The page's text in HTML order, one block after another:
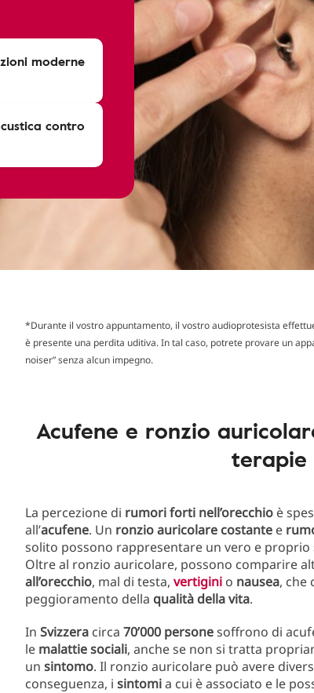
moderne
contro
*Durante il vostro appuntamento, il vostro audioprotesista
è presente una perdita uditiva. In tal caso, potrete provare un
noiser” senza alcun impegno.
Acufene e ronzio
terapie
La percezione di rumori forti nell’orecchio è
all’acufene. Un ronzio auricolare costante e
solito possono rappresentare un vero e proprio
Oltre al ronzio auricolare, possono comparire
all’orecchio, mal di testa, vertigini o nausea, che
peggioramento della qualità della vita.
In Svizzera circa 70’000 personesoffrono di
le malattie sociali, anche se non si tratta
un sintomo. Il ronzio auricolare può avere
conseguenza, i sintomia cui è associato e le